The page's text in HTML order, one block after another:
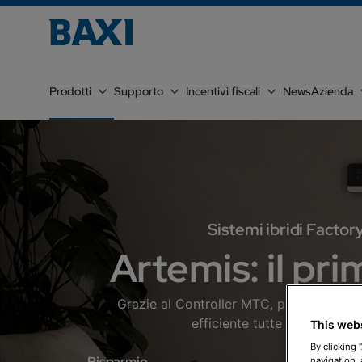
Prodotti Supporto Incentivi fiscali NewsAzienda
Sistemi ibridi
Artemis: il
Grazie al Controller MTC, progettato
efficiente tutte le funzioni
This
By clicking